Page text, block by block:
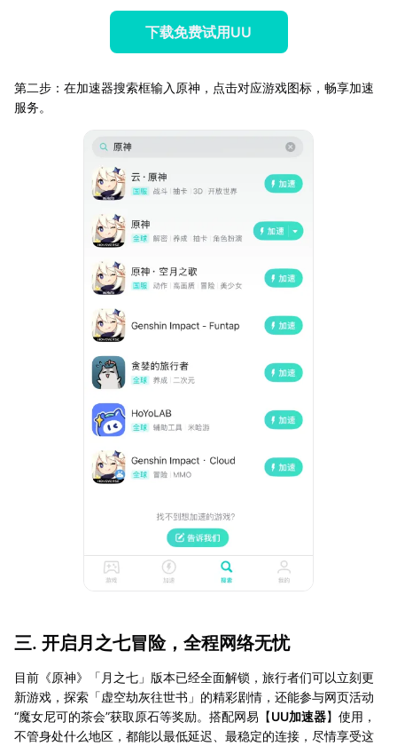
下载免费试用UU
第二步：在加速器搜索框输入原神，点击对应游戏图标，畅享加速
服务。
三. 开启月之七冒险，全程网络无忧
目前《原神》「月之七」版本已经全面解锁，旅行者们可以立刻更
新游戏，探索「虚空劫灰往世书」的精彩剧情，还能参与网页活动
“魔女尼可的茶会”获取原石等奖励。搭配网易【UU加速器】使用，
不管身处什么地区，都能以最低延迟、最稳定的连接，尽情享受这